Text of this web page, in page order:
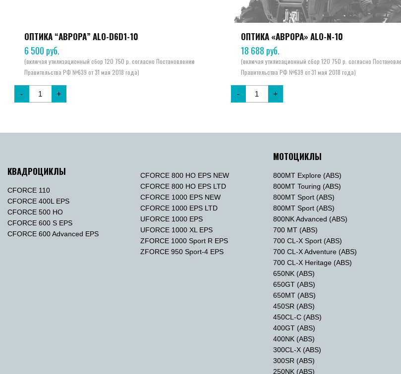
ОПТИКА “АВРОРА” ALO-D6D1-10
6 500 руб.
- +
ОПТИКА «АВРОРА» ALO-N-10
18 688 руб.
- +
КВАДРОЦИКЛЫ
CFORCE 110
CFORCE 400L EPS
CFORCE 500 HO
CFORCE 600 S EPS
CFORCE 600 Advanced EPS
CFORCE 800 HO EPS NEW
CFORCE 800 HO EPS LTD
CFORCE 1000 EPS NEW
CFORCE 1000 EPS LTD
UFORCE 1000 EPS
UFORCE 1000 XL EPS
ZFORCE 1000 Sport R EPS
ZFORCE 950 Sport-4 EPS
МОТОЦИКЛЫ
800MT Explore (ABS)
800MT Touring (ABS)
800MT Sport (ABS)
800MT Sport (ABS)
800NK Advanced (ABS)
700 MT (ABS)
700 CL-X Sport (ABS)
700 CL-X Adventure (ABS)
700 CL-X Heritage (ABS)
650NK (ABS)
650GT (ABS)
650MT (ABS)
450SR (ABS)
450CL-C (ABS)
400GT (ABS)
400NK (ABS)
300CL-X (ABS)
300SR (ABS)
250NK (ABS)